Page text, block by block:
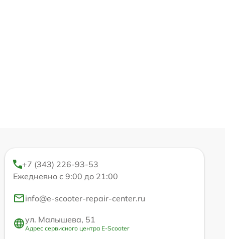
+7 (343) 226-93-53
Ежедневно с 9:00 до 21:00
info@e-scooter-repair-center.ru
ул. Малышева, 51
Адрес сервисного центра E-Scooter